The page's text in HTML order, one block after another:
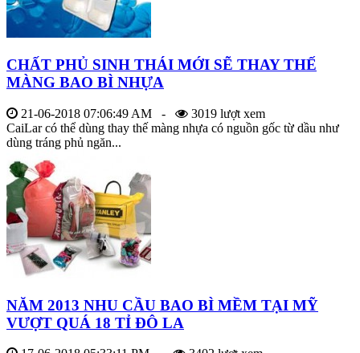
CHẤT PHỦ SINH THÁI MỚI SẼ THAY THẾ
MÀNG BAO BÌ NHỰA
21-06-2018 07:06:49 AM -
3019 lượt xem
CaiLar có thể dùng thay thế màng nhựa có nguồn gốc từ dầu như
dùng tráng phủ ngăn...
NĂM 2013 NHU CẦU BAO BÌ MỀM TẠI MỸ
VƯỢT QUÁ 18 TỈ ĐÔ LA